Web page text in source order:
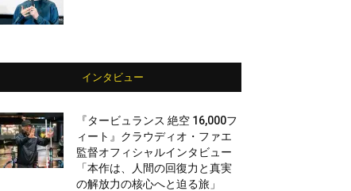
インタビュー
『タービュランス 絶空 16,000フ
ィート』クラウディオ・ファエ
監督オフィシャルインタビュー
「本作は、人間の回復力と真実
の解放力の核心へと迫る旅」